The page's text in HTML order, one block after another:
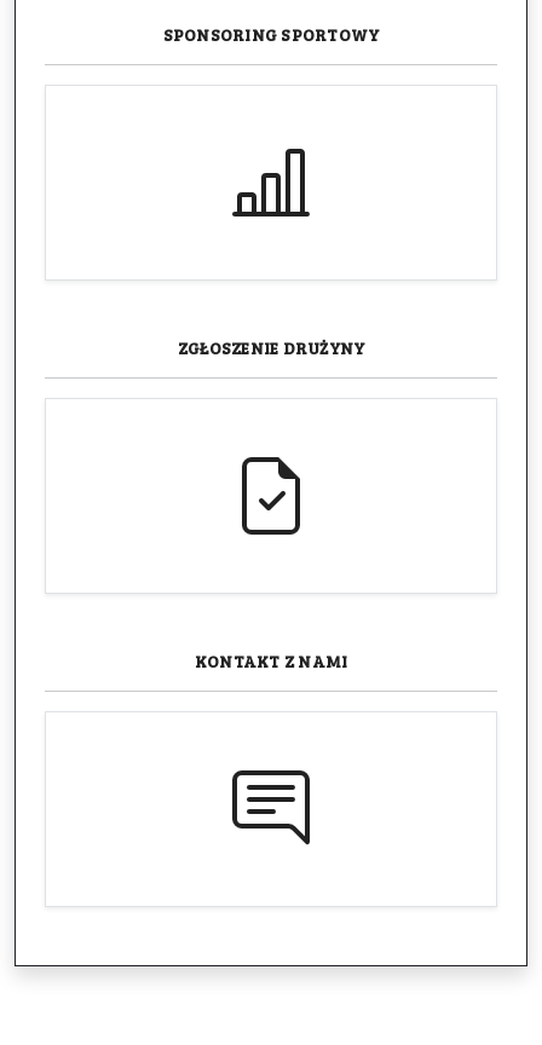
SPONSORING SPORTOWY
ZGŁOSZENIE DRUŻYNY
KONTAKT Z NAMI